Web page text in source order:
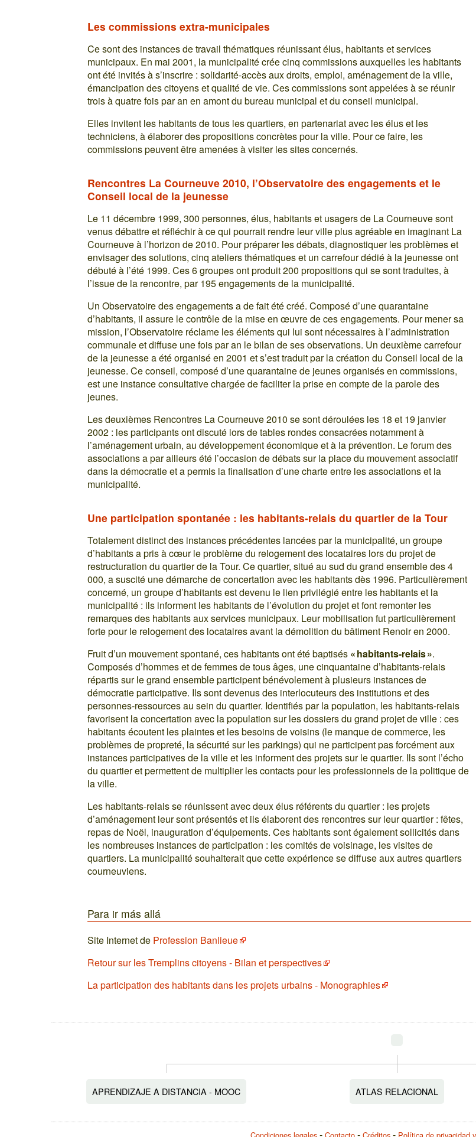
Les commissions extra-municipales
Ce sont des instances de travail thématiques réunissant élus, habitants et services
municipaux. En mai 2001, la municipalité crée cinq commissions auxquelles les habitants
ont été invités à s’inscrire : solidarité-accès aux droits, emploi, aménagement de la ville,
émancipation des citoyens et qualité de vie. Ces commissions sont appelées à se réunir
trois à quatre fois par an en amont du bureau municipal et du conseil municipal.
Elles invitent les habitants de tous les quartiers, en partenariat avec les élus et les
techniciens, à élaborer des propositions concrètes pour la ville. Pour ce faire, les
commissions peuvent être amenées à visiter les sites concernés.
Rencontres La Courneuve 2010, l’Observatoire des engagements et le
Conseil local de la jeunesse
Le 11 décembre 1999, 300 personnes, élus, habitants et usagers de La Courneuve sont
venus débattre et réfléchir à ce qui pourrait rendre leur ville plus agréable en imaginant La
Courneuve à l’horizon de 2010. Pour préparer les débats, diagnostiquer les problèmes et
envisager des solutions, cinq ateliers thématiques et un carrefour dédié à la jeunesse ont
débuté à l’été 1999. Ces 6 groupes ont produit 200 propositions qui se sont traduites, à
l’issue de la rencontre, par 195 engagements de la municipalité.
Un Observatoire des engagements a de fait été créé. Composé d’une quarantaine
d’habitants, il assure le contrôle de la mise en œuvre de ces engagements. Pour mener sa
mission, l’Observatoire réclame les éléments qui lui sont nécessaires à l’administration
communale et diffuse une fois par an le bilan de ses observations. Un deuxième carrefour
de la jeunesse a été organisé en 2001 et s’est traduit par la création du Conseil local de la
jeunesse. Ce conseil, composé d’une quarantaine de jeunes organisés en commissions,
est une instance consultative chargée de faciliter la prise en compte de la parole des
jeunes.
Les deuxièmes Rencontres La Courneuve 2010 se sont déroulées les 18 et 19 janvier
2002 : les participants ont discuté lors de tables rondes consacrées notamment à
l’aménagement urbain, au développement économique et à la prévention. Le forum des
associations a par ailleurs été l’occasion de débats sur la place du mouvement associatif
dans la démocratie et a permis la finalisation d’une charte entre les associations et la
municipalité.
Une participation spontanée : les habitants-relais du quartier de la Tour
Totalement distinct des instances précédentes lancées par la municipalité, un groupe
d’habitants a pris à cœur le problème du relogement des locataires lors du projet de
restructuration du quartier de la Tour. Ce quartier, situé au sud du grand ensemble des 4
000, a suscité une démarche de concertation avec les habitants dès 1996. Particulièrement
concerné, un groupe d’habitants est devenu le lien privilégié entre les habitants et la
municipalité : ils informent les habitants de l’évolution du projet et font remonter les
remarques des habitants aux services municipaux. Leur mobilisation fut particulièrement
forte pour le relogement des locataires avant la démolition du bâtiment Renoir en 2000.
Fruit d’un mouvement spontané, ces habitants ont été baptisés « habitants-relais ».
Composés d’hommes et de femmes de tous âges, une cinquantaine d’habitants-relais
répartis sur le grand ensemble participent bénévolement à plusieurs instances de
démocratie participative. Ils sont devenus des interlocuteurs des institutions et des
personnes-ressources au sein du quartier. Identifiés par la population, les habitants-relais
favorisent la concertation avec la population sur les dossiers du grand projet de ville : ces
habitants écoutent les plaintes et les besoins de voisins (le manque de commerce, les
problèmes de propreté, la sécurité sur les parkings) qui ne participent pas forcément aux
instances participatives de la ville et les informent des projets sur le quartier. Ils sont l’écho
du quartier et permettent de multiplier les contacts pour les professionnels de la politique de
la ville.
Les habitants-relais se réunissent avec deux élus référents du quartier : les projets
d’aménagement leur sont présentés et ils élaborent des rencontres sur leur quartier : fêtes,
repas de Noël, inauguration d’équipements. Ces habitants sont également sollicités dans
les nombreuses instances de participation : les comités de voisinage, les visites de
quartiers. La municipalité souhaiterait que cette expérience se diffuse aux autres quartiers
courneuviens.
Para ir más allá
Site Internet de Profession Banlieue
Retour sur les Tremplins citoyens - Bilan et perspectives
La participation des habitants dans les projets urbains - Monographies
APRENDIZAJE A DISTANCIA - MOOC ATLAS RELACIONAL